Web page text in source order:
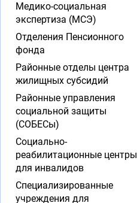
Медико-социальная
экспертиза (МСЭ)
Отделения Пенсионного
фонда
Районные отделы центра
жилищных субсидий
Районные управления
социальной защиты
(СОБЕСы)
Социально-
реабилитационные центры
для инвалидов
Специализированные
учреждения для